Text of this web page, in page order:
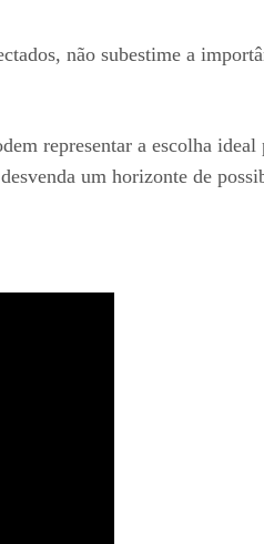
não subestime a
representar a escolha ideal
um horizonte de